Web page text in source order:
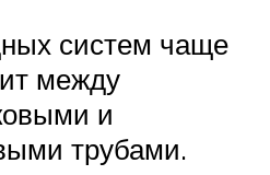
систем чаще
между
и
трубами.